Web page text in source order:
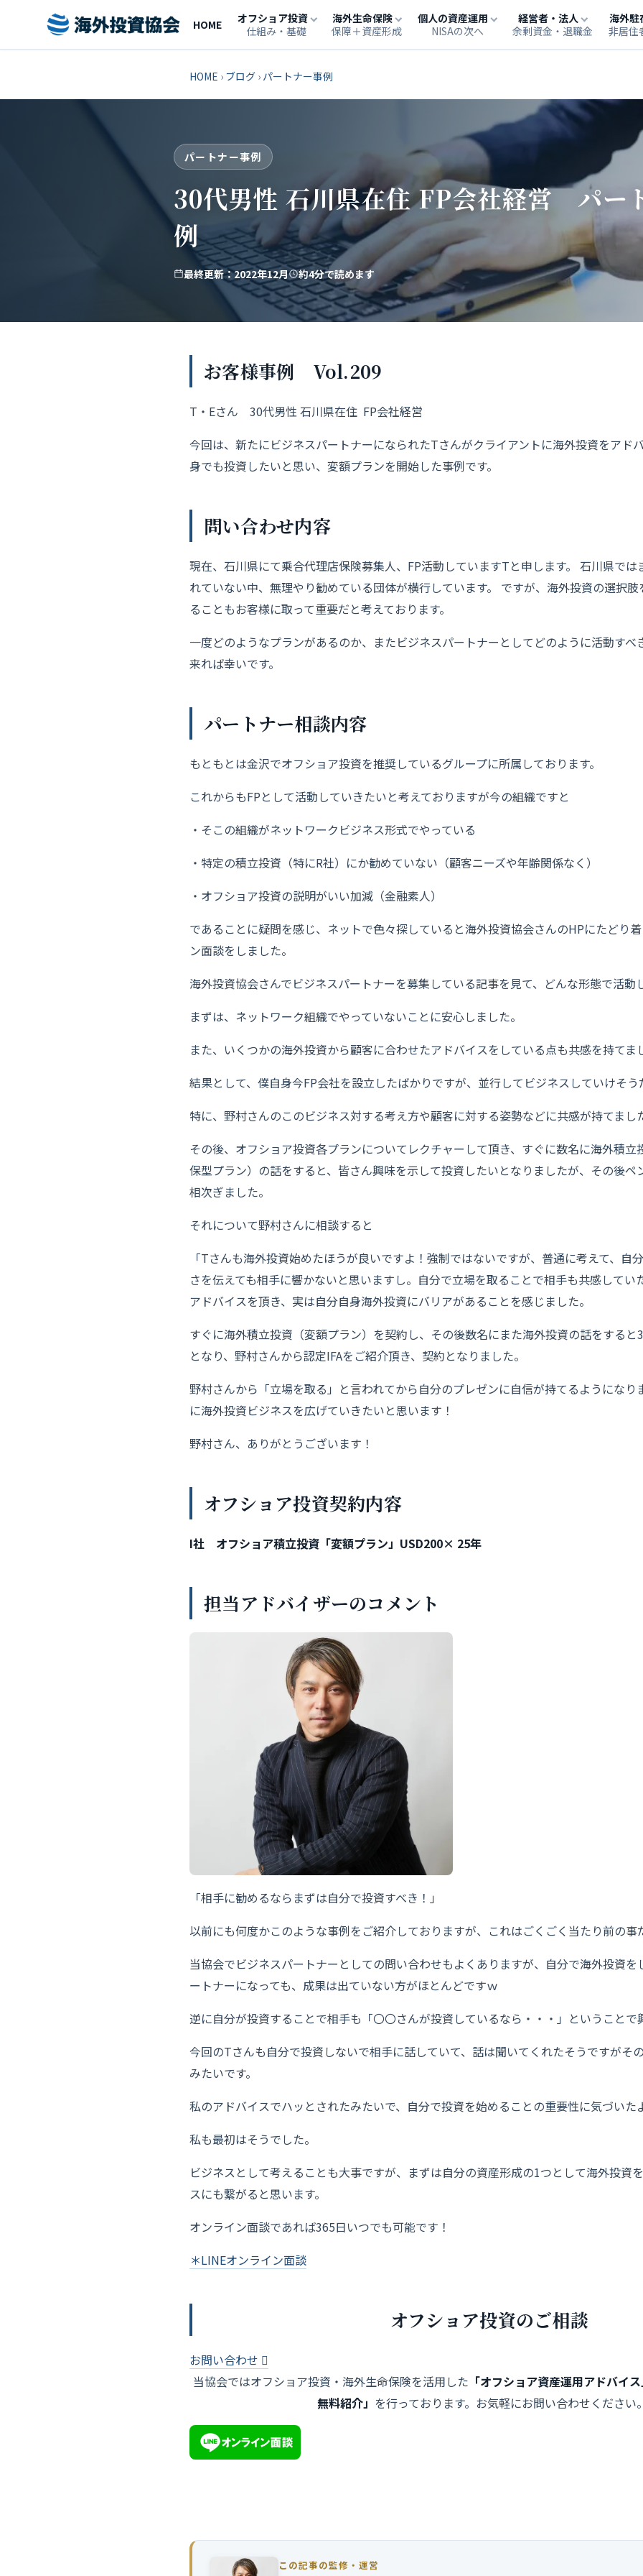
HOME
オフショア投資
仕組み・基礎
海外生命保険
保障＋資産形成
個人の資産運用
NISAの次へ
経営者・法人
余剰資金・退職金
海外駐
非居住
HOME › ブログ › パートナー事例
パートナー事例
30代男性 石川県在住 FP会社経営 パー
例
最終更新：2022年12月 約4分で読めます
お客様事例 Vol.209
T・Eさん 30代男性 石川県在住 FP会社経営
今回は、新たにビジネスパートナーになられたTさんがクライアントに海外投資をアド
身でも投資したいと思い、変額プランを開始した事例です。
問い合わせ内容
現在、石川県にて乗合代理店保険募集人、 FP活動していますTと申します。 石川県で
れていない中、 無理やり勧めている団体が横行しています。 ですが、 海外投資の選択
ることもお客様に取って重要だと考えております。
一度どのようなプランがあるのか、 またビジネスパートナーとしてどのように活動すべ
来れば幸いです。
パートナー相談内容
もともとは金沢でオフショア投資を推奨しているグループに所属しております。
これからもFPとして活動していきたいと考えておりますが今の組織ですと
・そこの組織がネットワークビジネス形式でやっている
・特定の積立投資（特にR社）にか勧めていない（顧客ニーズや年齢関係なく）
・オフショア投資の説明がいい加減（金融素人）
であることに疑問を感じ、ネットで色々探していると海外投資協会さんのHPにたどり
ン面談をしました。
海外投資協会さんでビジネスパートナーを募集している記事を見て、どんな形態で活動
まずは、ネットワーク組織でやっていないことに安心しました。
また、いくつかの海外投資から顧客に合わせたアドバイスをしている点も共感を持てま
結果として、僕自身今FP会社を設立したばかりですが、並行してビジネスしていけそう
特に、野村さんのこのビジネス対する考え方や顧客に対する姿勢などに共感が持てまし
その後、オフショア投資各プランについてレクチャーして頂き、すぐに数名に海外積
保型プラン）の話をすると、皆さん興味を示して投資したいとなりましたが、その後ペ
相次ぎました。
それについて野村さんに相談すると
「Tさんも海外投資始めたほうが良いですよ！強制ではないですが、普通に考えて、自
さを伝えても相手に響かないと思いますし。自分で立場を取ることで相手も共感してい
アドバイスを頂き、実は自分自身海外投資にバリアがあることを感じました。
すぐに海外積立投資（変額プラン）を契約し、その後数名にまた海外投資の話をすると
となり、野村さんから認定IFAをご紹介頂き、契約となりました。
野村さんから「立場を取る」と言われてから自分のプレゼンに自信が持てるようになり
に海外投資ビジネスを広げていきたいと思います！
野村さん、ありがとうございます！
オフショア投資契約内容
I社 オフショア積立投資「変額プラン」USD200× 25年
担当アドバイザーのコメント
「相手に勧めるならまずは自分で投資すべき！」
以前にも何度かこのような事例をご紹介しておりますが、これはごくごく当たり前の事
当協会でビジネスパートナーとしての問い合わせもよくありますが、自分で海外投資
ートナーになっても、成果は出ていない方がほとんどですｗ
逆に自分が投資することで相手も「〇〇さんが投資しているなら・・・」ということで
今回のTさんも自分で投資しないで相手に話していて、話は聞いてくれたそうですがそ
みたいです。
私のアドバイスでハッとされたみたいで、自分で投資を始めることの重要性に気づいた
私も最初はそうでした。
ビジネスとして考えることも大事ですが、まずは自分の資産形成の1つとして海外投資
スにも繋がると思います。
オンライン面談であれば365日いつでも可能です！
＊LINEオンライン面談
オフショア投資のご相談
お問い合わせ
当協会ではオフショア投資・海外生命保険を活用した 「オフショア資産運用アドバイス
無料紹介」 を行っております。お気軽にお問い合わせください。
この記事の監修・運営